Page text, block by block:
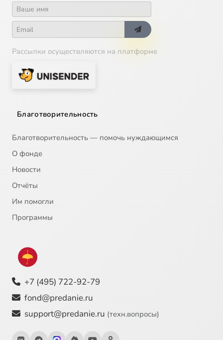
Рассылки осуществляются на платформе
Благотворительность
Благотворительность — помочь нуждающимся
О фонде
Новости
Отчёты
Им помогли
Программы
+7 (495) 722-92-79
fond@predanie.ru
support@predanie.ru (техн.вопросы)